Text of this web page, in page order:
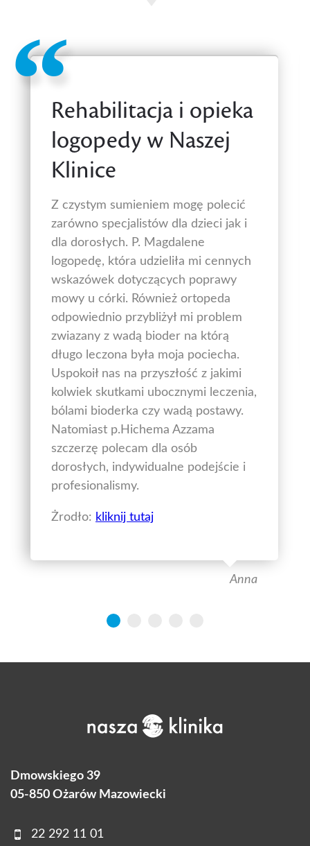
Rehabilitacja i opieka
logopedy w Naszej
Klinice
Z czystym sumieniem mogę polecić
zarówno specjalistów dla dzieci jak i
dla dorosłych. P. Magdalene
logopedę, która udzieliła mi cennych
wskazówek dotyczących poprawy
mowy u córki. Również ortopeda
odpowiednio przybliżył mi problem
zwiazany z wadą bioder na którą
długo leczona była moja pociecha.
Uspokoił nas na przyszłość z jakimi
kolwiek skutkami ubocznymi leczenia,
bólami bioderka czy wadą postawy.
Natomiast p.Hichema Azzama
szczerzę polecam dla osób
dorosłych, indywidualne podejście i
profesionalismy.
Żrodło: kliknij tutaj
Anna
Dmowskiego 39
05-850 Ożarów Mazowiecki
22 292 11 01